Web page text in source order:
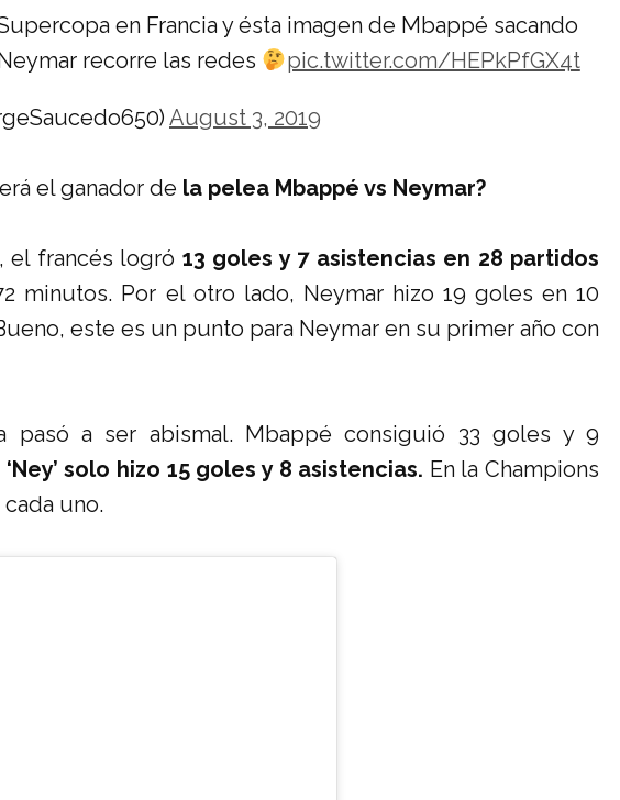
en Francia y ésta imagen de Mbappé sacando
recorre las redes
pic.twitter.com/HEPkPfGX4t
August 3, 2019
el ganador de la pelea Mbappé vs Neymar?
el francés logró 13 goles y 7 asistencias en 28 partidos
minutos. Por el otro lado, Neymar hizo 19 goles en 10
este es un punto para Neymar en su primer año con
pasó a ser abismal. Mbappé consiguió 33 goles y 9
‘Ney’ solo hizo 15 goles y 8 asistencias. En la Champions
uno.